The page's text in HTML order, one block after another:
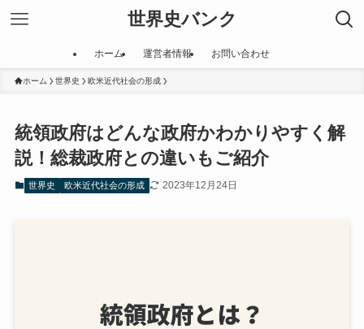
世界史バンク
ホーム 運営者情報 お問い合わせ
ホーム 世界史 欧米近代社会の形成
統領政府はどんな政府かわかりやすく解
説！総裁政府との違いもご紹介
世界史 欧米近代社会の形成 2023年12月24日